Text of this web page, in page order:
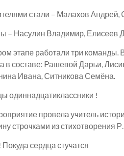
стали – Малахов Андрей,
– Насулин Владимир, Елисеев
этапе работали три
в составе: Рашевой Дарьи,
Ивана, Ситникова Семёна.
одиннадцатиклассники !
провела учитель
строчками из стихотворения
сердца стучатся